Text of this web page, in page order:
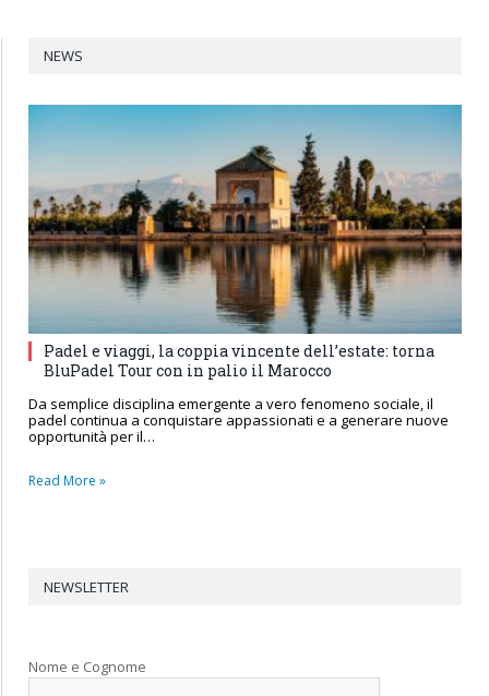
NEWS
Padel e viaggi, la coppia vincente dell’estate: torna
BluPadel Tour con in palio il Marocco
Da semplice disciplina emergente a vero fenomeno sociale, il
padel continua a conquistare appassionati e a generare nuove
opportunità per il…
Read More »
NEWSLETTER
Nome e Cognome